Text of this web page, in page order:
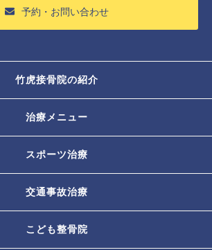
予約・お問い合わせ
竹虎接骨院の紹介
治療メニュー
スポーツ治療
交通事故治療
こども整骨院